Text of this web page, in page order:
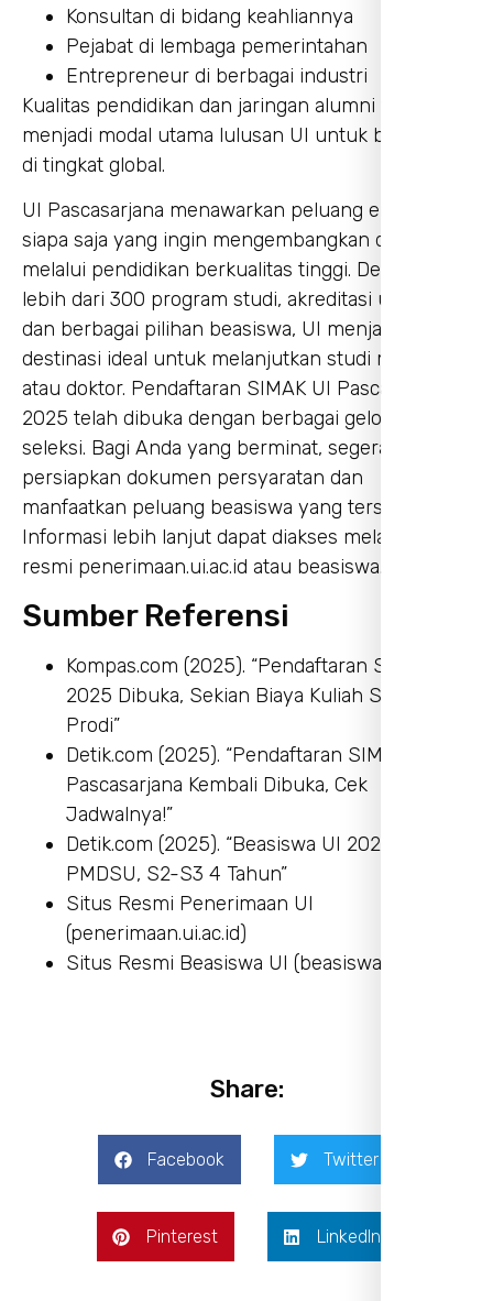
Konsultan di bidang keahliannya
Pejabat di lembaga pemerintahan
Entrepreneur di berbagai industri
Kualitas pendidikan dan jaringan alumni yang kuat
menjadi modal utama lulusan UI untuk bersaing
di tingkat global.
UI Pascasarjana menawarkan peluang emas bagi
siapa saja yang ingin mengembangkan diri
melalui pendidikan berkualitas tinggi. Dengan
lebih dari 300 program studi, akreditasi unggul,
dan berbagai pilihan beasiswa, UI menjadi
destinasi ideal untuk melanjutkan studi magister
atau doktor. Pendaftaran SIMAK UI Pascasarjana
2025 telah dibuka dengan berbagai gelombang
seleksi. Bagi Anda yang berminat, segera
persiapkan dokumen persyaratan dan
manfaatkan peluang beasiswa yang tersedia.
Informasi lebih lanjut dapat diakses melalui situs
resmi penerimaan.ui.ac.id atau beasiswa.ui.ac.id.
Sumber Referensi
Kompas.com (2025). “Pendaftaran S2 UI
2025 Dibuka, Sekian Biaya Kuliah Semua
Prodi”
Detik.com (2025). “Pendaftaran SIMAK UI
Pascasarjana Kembali Dibuka, Cek
Jadwalnya!”
Detik.com (2025). “Beasiswa UI 2025 Jalur
PMDSU, S2-S3 4 Tahun”
Situs Resmi Penerimaan UI
(penerimaan.ui.ac.id)
Situs Resmi Beasiswa UI (beasiswa.ui.ac.id)
Share:
Facebook Twitter
Pinterest LinkedIn